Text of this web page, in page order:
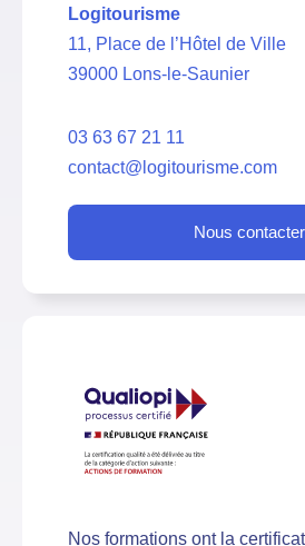
Logitourisme
11, Place de l’Hôtel de Ville
39000 Lons-le-Saunier
03 63 67 21 11
contact@logitourisme.com
Nous contacter
Nos formations ont la